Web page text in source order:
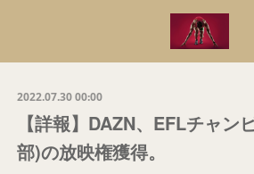
2022.07.30 00:00
【詳報】DAZN、EFLチャン
部)の放映権獲得。